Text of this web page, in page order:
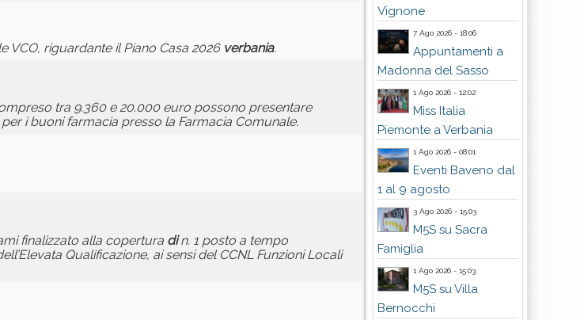
riguardante il Piano Casa 2026 verbania.
tra 9.360 e 20.000 euro possono presentare
i buoni farmacia presso la Farmacia Comunale.
finalizzato alla copertura din. 1 posto a tempo
Qualificazione, ai sensi del CCNL Funzioni Locali
Vignone
7 Ago 2026 - 18:06
Appuntamenti a
Madonna del Sasso
1 Ago 2026 - 12:02
Miss Italia
Piemonte a Verbania
1 Ago 2026 - 08:01
Eventi Baveno dal
1 al 9 agosto
3 Ago 2026 - 15:03
M5S su Sacra
Famiglia
1 Ago 2026 - 15:03
M5S su Villa
Bernocchi